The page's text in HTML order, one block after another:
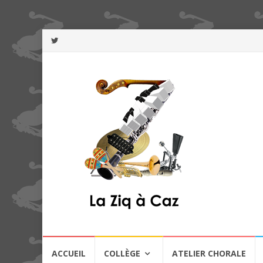
ACCUEIL COLLÈGE ATELIER CHORALE